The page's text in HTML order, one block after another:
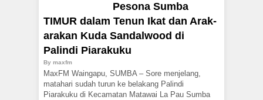
Pesona Sumba
TIMUR dalam Tenun Ikat dan Arak-
arakan Kuda Sandalwood di
Palindi Piarakuku
By maxfm
MaxFM Waingapu, SUMBA – Sore menjelang,
matahari sudah turun ke belakang Palindi
Piarakuku di Kecamatan Matawai La Pau Sumba